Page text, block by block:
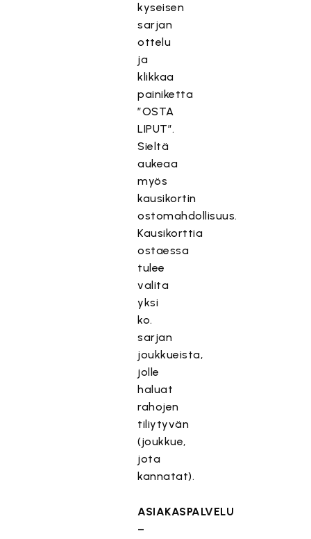
kyseisen
sarjan
ottelu
ja
klikkaa
painiketta
”OSTA
LIPUT”.
Sieltä
aukeaa
myös
kausikortin
ostomahdollisuus.
Kausikorttia
ostaessa
tulee
valita
yksi
ko.
sarjan
joukkueista,
jolle
haluat
rahojen
tiliytyvän
(joukkue,
jota
kannatat).
ASIAKASPALVELU
–